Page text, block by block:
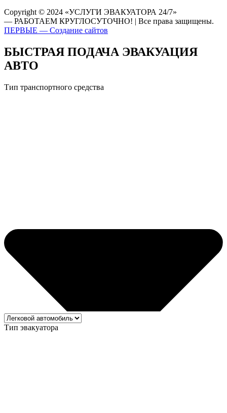
Copyright © 2024 «УСЛУГИ ЭВАКУАТОРА 24/7»
— РАБОТАЕМ КРУГЛОСУТОЧНО! | Все права защищены.
ПЕРВЫЕ — Создание сайтов
БЫСТРАЯ ПОДАЧА ЭВАКУАЦИЯ
АВТО
Тип транспортного средства
Тип эвакуатора